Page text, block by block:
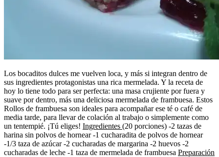
Los bocaditos dulces me vuelven loca, y más si integran dentro de
sus ingredientes protagonistas una rica mermelada. Y la receta de
hoy lo tiene todo para ser perfecta: una masa crujiente por fuera y
suave por dentro, más una deliciosa mermelada de frambuesa. Estos
Rollos de frambuesa son ideales para acompañar ese té o café de
media tarde, para llevar de colación al trabajo o simplemente como
un tentempié. ¡Tú eliges! Ingredientes (20 porciones) -2 tazas de
harina sin polvos de hornear -1 cucharadita de polvos de hornear
-1/3 taza de azúcar -2 cucharadas de margarina -2 huevos -2
cucharadas de leche -1 taza de mermelada de frambuesa Preparación